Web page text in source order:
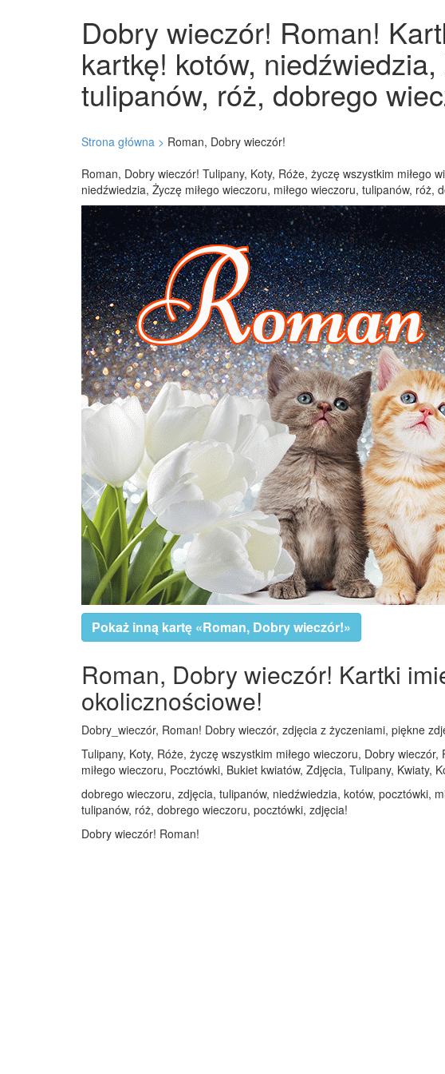
Dobry wieczór! Roman!
kartkę! kotów,
tulipanów, róż, dobrego
Strona główna > Roman, Dobry wieczór!
Roman, Dobry wieczór! Tulipany, Koty, Róże, życzę wszystkim miłego
niedźwiedzia, Życzę miłego wieczoru, miłego wieczoru, tulipanów, róż,
Pokaż inną kartę «Roman, Dobry wieczór!»
Roman, Dobry wieczór! Kartki
okolicznościowe!
Dobry_wieczór, Roman! Dobry wieczór, zdjęcia z życzeniami, piękne
Tulipany, Koty, Róże, życzę wszystkim miłego wieczoru, Dobry
miłego wieczoru, Pocztówki, Bukiet kwiatów, Zdjęcia, Tulipany, Kwiaty,
dobrego wieczoru, zdjęcia, tulipanów, niedźwiedzia, kotów, pocztówki,
tulipanów, róż, dobrego wieczoru, pocztówki, zdjęcia!
Dobry wieczór! Roman!